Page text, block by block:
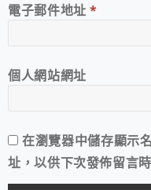
電子郵件地址*
個人網站網址
在瀏覽器中儲存顯示
址，以供下次發佈留言